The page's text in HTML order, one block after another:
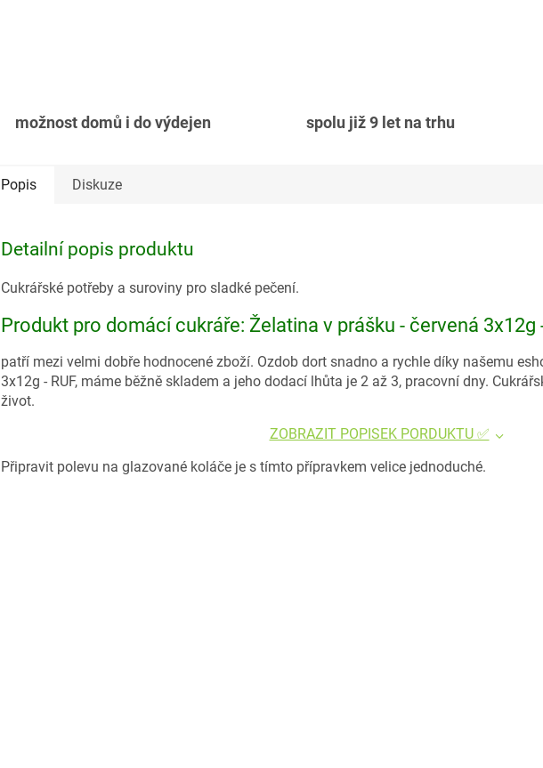
možnost domů i do výdejen spolu již 9 let na trhu
Popis Diskuze
Detailní popis produktu
Cukrářské potřeby a suroviny pro sladké pečení.
Produkt pro domácí cukráře: Želatina v prášku - červená 3x12g
patří mezi velmi dobře hodnocené zboží. Ozdob dort snadno a rychle díky našemu
3x12g - RUF, máme běžně skladem a jeho dodací lhůta je 2 až 3, pracovní dny.
život.
ZOBRAZIT POPISEK PORDUKTU ✅
Připravit polevu na glazované koláče je s tímto přípravkem velice jednoduché.